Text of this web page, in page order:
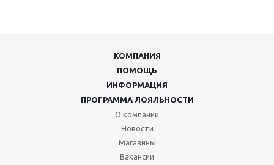
КОМПАНИЯ
ПОМОЩЬ
ИНФОРМАЦИЯ
ПРОГРАММА ЛОЯЛЬНОСТИ
О компании
Новости
Магазины
Вакансии